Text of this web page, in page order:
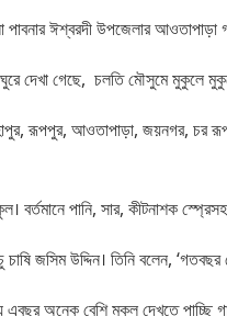
পাবনার ঈশ্বরদী উপজেলার
দেখা গেছে, চলতি মৌসুমে মুকুলে
রূপপুর, আওতাপাড়া, জয়নগর, চর
বর্তমানে পানি, সার, কীটনাশক
চাষি জসিম উদ্দিন। তিনি বলেন,
অনেক বেশি মুকুল দেখতে পাচ্ছি